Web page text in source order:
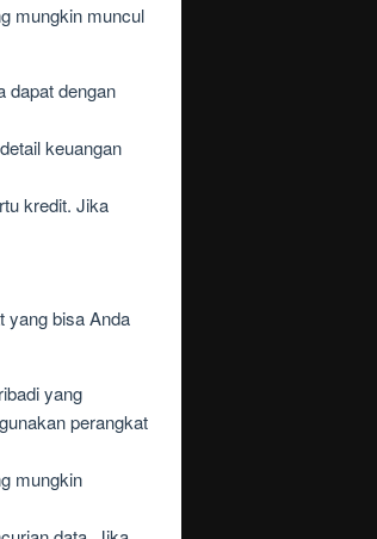
mungkin muncul
dapat dengan
keuangan
kredit. Jika
yang bisa Anda
yang
perangkat
mungkin